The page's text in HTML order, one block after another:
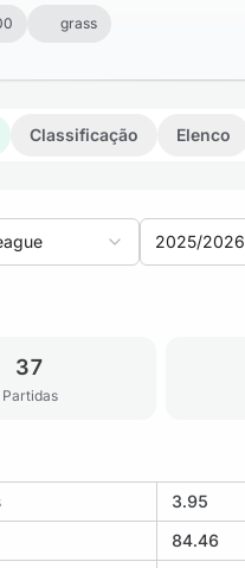
grass
Classificação Elenco
2025/2026
37
Partidas
3.95
84.46